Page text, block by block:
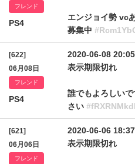
フレンド
PS4
エンジョイ勢 vc
募集中
[622]
06月08日
フレンド
PS4
2020-06-08
表示期限切れ
誰でもよろしい
さい
[621]
06月06日
フレンド
2020-06-06
表示期限切れ